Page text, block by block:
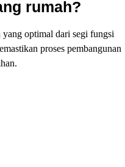
rumah?
optimal dari segi fungsi
proses pembangunan